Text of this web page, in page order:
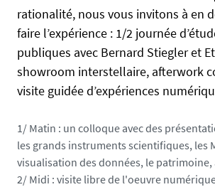
rationalité, nous vous invitons à en
faire l’expérience : 1/2 journée
publiques avec Bernard Stiegler et
showroom interstellaire, afterwork
visite guidée d’expériences
1/ Matin : un colloque avec des
les grands instruments scientifiques, les
visualisation des données, le patrimoine,
2/ Midi : visite libre de l'oeuvre